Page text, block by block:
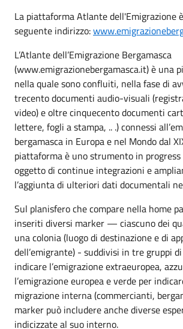
La piattaforma Atlante dell'Emigrazione
seguente indirizzo:
L’Atlante dell’Emigrazione Bergamasca
(www.emigrazionebergamasca.it) è una
nella quale sono confluiti, nella fase di
trecento documenti audio-visuali
video) e oltre cinquecento documenti
lettere, fogli a stampa, .. .) connessi
bergamasca in Europa e nel Mondo dal
piattaforma è uno strumento in
oggetto di continue integrazioni e
l’aggiunta di ulteriori dati documentali
Sul planisfero che compare nella home
inseriti diversi marker — ciascuno dei
una colonia (luogo di destinazione e di
dell’emigrante) - suddivisi in tre gruppi
indicare l’emigrazione extraeuropea,
l’emigrazione europea e verde per
migrazione interna (commercianti,
marker può includere anche diverse
indicizzate al suo interno.